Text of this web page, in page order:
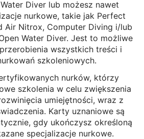
Diver lub możesz nawet
nurkowe, takie jak Perfect
Air Nitrox, Computer Diving i/lub
Water Diver. Jest to możliwe
wszystkich treści i
szkoleniowych.
nurków, którzy
szkolenia w celu zwiększenia
umiejętności, wraz z
Karty uznaniowe są
gdy ukończysz określoną
specjalizacje nurkowe.